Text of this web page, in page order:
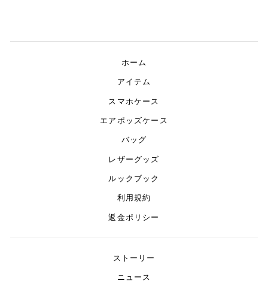
ホーム
アイテム
スマホケース
エアポッズケース
バッグ
レザーグッズ
ルックブック
利用規約
返金ポリシー
ストーリー
ニュース